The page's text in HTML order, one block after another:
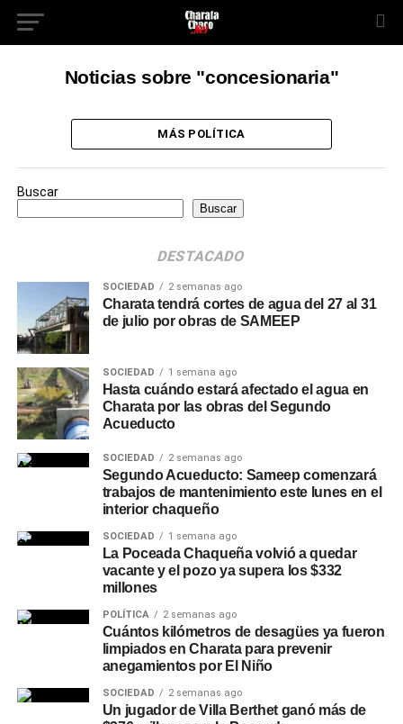
Noticias sobre "concesionaria"
MÁS POLÍTICA
Buscar
Buscar
DESTACADO
SOCIEDAD 2 semanas ago
Charata tendrá cortes de agua del 27 al 31
de julio por obras de SAMEEP
SOCIEDAD 1 semana ago
Hasta cuándo estará afectado el agua en
Charata por las obras del Segundo
Acueducto
SOCIEDAD 2 semanas ago
Segundo Acueducto: Sameep comenzará
trabajos de mantenimiento este lunes en el
interior chaqueño
SOCIEDAD 1 semana ago
La Poceada Chaqueña volvió a quedar
vacante y el pozo ya supera los $332
millones
POLÍTICA 2 semanas ago
Cuántos kilómetros de desagües ya fueron
limpiados en Charata para prevenir
anegamientos por El Niño
SOCIEDAD 2 semanas ago
Un jugador de Villa Berthet ganó más de